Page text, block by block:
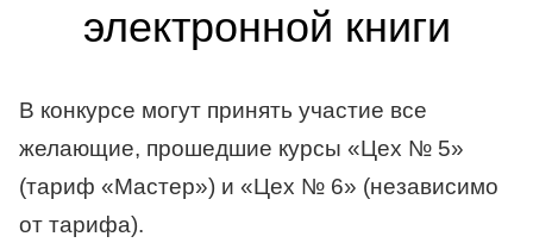
электронной книги
В конкурсе могут принять участие все
желающие, прошедшие курсы «Цех № 5»
(тариф «Мастер») и «Цех № 6» (независимо
от тарифа).